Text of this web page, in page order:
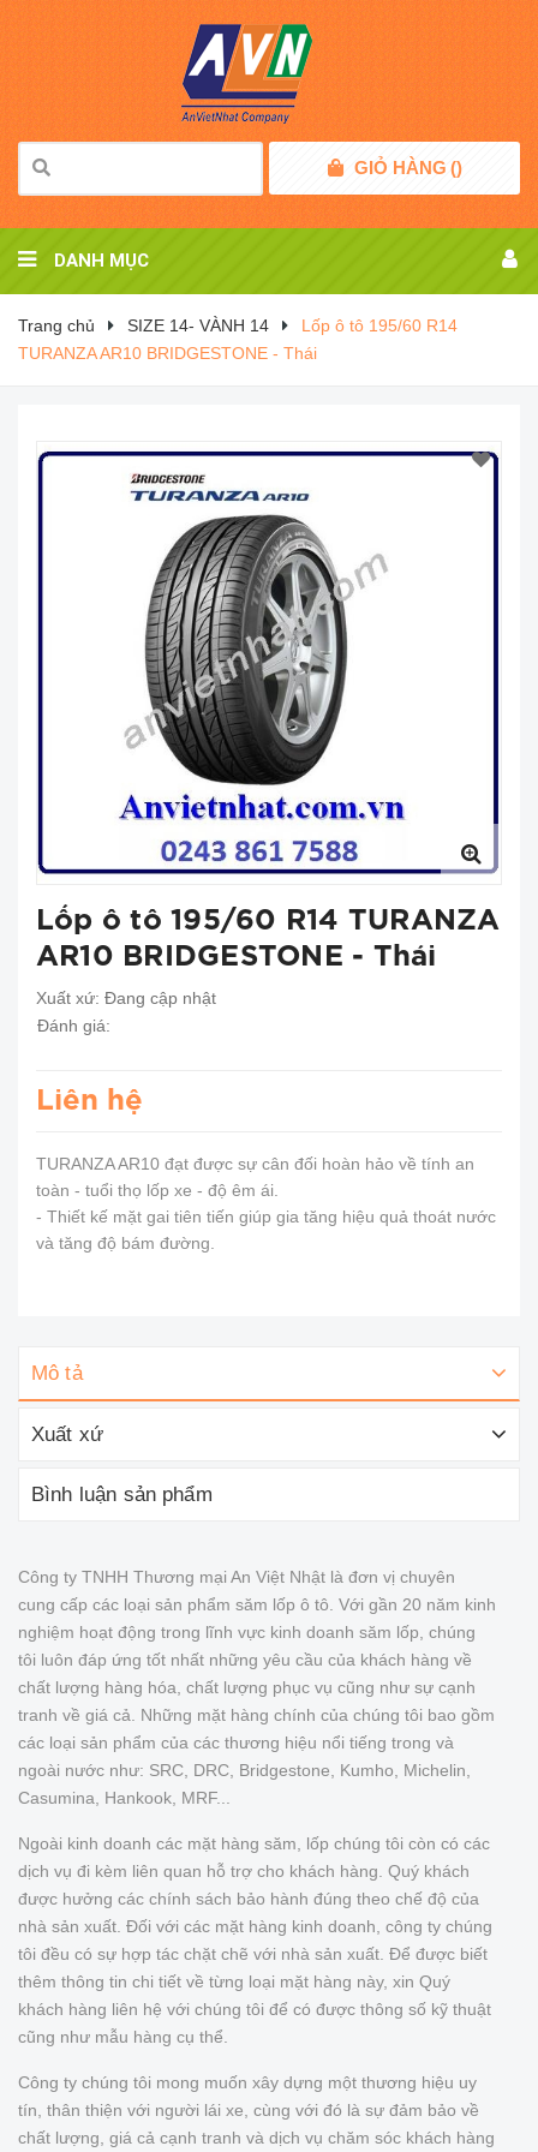
GIỎ HÀNG ()
DANH MỤC
Trang chủ SIZE 14- VÀNH 14
Lốp ô tô 195/60 R14
TURANZA AR10 BRIDGESTONE - Thái
Lốp ô tô 195/60 R14 TURANZA
AR10 BRIDGESTONE - Thái
Xuất xứ: Đang cập nhật
Đánh giá:
Liên hệ
TURANZA AR10 đạt được sự cân đối hoàn hảo về tính an
toàn - tuổi thọ lốp xe - độ êm ái.
- Thiết kế mặt gai tiên tiến giúp gia tăng hiệu quả thoát nước
và tăng độ bám đường.
Mô tả
Xuất xứ
Bình luận sản phẩm
Công ty TNHH Thương mại An Việt Nhật là đơn vị chuyên
cung cấp các loại sản phẩm săm lốp ô tô. Với gần 20 năm kinh
nghiệm hoạt động trong lĩnh vực kinh doanh săm lốp, chúng
tôi luôn đáp ứng tốt nhất những yêu cầu của khách hàng về
chất lượng hàng hóa, chất lượng phục vụ cũng như sự cạnh
tranh về giá cả. Những mặt hàng chính của chúng tôi bao gồm
các loại sản phẩm của các thương hiệu nổi tiếng trong và
ngoài nước như: SRC, DRC, Bridgestone, Kumho, Michelin,
Casumina, Hankook, MRF...
Ngoài kinh doanh các mặt hàng săm, lốp chúng tôi còn có các
dịch vụ đi kèm liên quan hỗ trợ cho khách hàng. Quý khách
được hưởng các chính sách bảo hành đúng theo chế độ của
nhà sản xuất. Đối với các mặt hàng kinh doanh, công ty chúng
tôi đều có sự hợp tác chặt chẽ với nhà sản xuất. Để được biết
thêm thông tin chi tiết về từng loại mặt hàng này, xin Quý
khách hàng liên hệ với chúng tôi để có được thông số kỹ thuật
cũng như mẫu hàng cụ thể.
Công ty chúng tôi mong muốn xây dựng một thương hiệu uy
tín, thân thiện với người lái xe, cùng với đó là sự đảm bảo về
chất lượng, giá cả cạnh tranh và dịch vụ chăm sóc khách hàng